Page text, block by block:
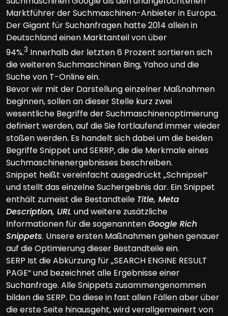
Marktführer der Suchmaschinen-Anbieter in Europa.
Der Gigant für Suchanfragen hatte 2014 allein in
Deutschland einen Marktanteil von über
94%.3 Innerhalb der letzten 6 Prozent sortieren sich
die weiteren Suchmaschinen Bing, Yahoo und die
Suche von T-Online ein.
Bevor wir mit der Darstellung einzelner Maßnahmen
beginnen, sollen an dieser Stelle kurz zwei
wesentliche Begriffe der Suchmaschinenoptimierung
definiert werden, auf die Sie fortlaufend immer wieder
stoßen werden. Es handelt sich dabei um die beiden
Begriffe Snippet und SERRP, die die Merkmale eines
Suchmaschinenergebnisses beschreiben.
Snippet heißt vereinfacht ausgedrückt „Schnipsel“
und stellt das einzelne Suchergebnis dar. Ein Snippet
enthält zumeist die Bestandteile Title, Meta
Description, URL und weitere zusätzliche
Informationen für die sogenanntenGoogle Rich
Snippets. Unsere ersten Maßnahmen gehen genauer
auf die Optimierung dieser Bestandteile ein.
SERP Ist die Abkürzung für „SEARCH ENGINE RESULT
PAGE“ und bezeichnet alle Ergebnisse einer
Suchanfrage. Alle Snippets zusammengenommen
bilden die SERP. Da diese in fast allen Fällen aber über
die erste Seite hinausgeht, wird verallgemeinert von